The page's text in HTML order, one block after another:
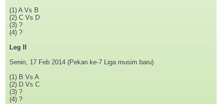
(1) A Vs B
(2) C Vs D
(3) ?
(4) ?
Leg II
Senin, 17 Feb 2014 (Pekan ke-7 Liga musim baru)
(1) B Vs A
(2) D Vs C
(3) ?
(4) ?